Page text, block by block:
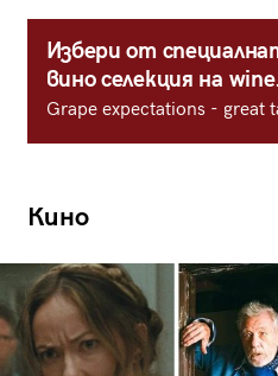
Избери от
вино селекция на
Grape expectations - great
Кино